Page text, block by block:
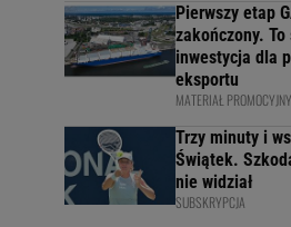
Pierwszy etap
zakończony.
inwestycja dla
eksportu
MATERIAŁ PROMOCYJNY
Trzy minuty i
Świątek.
nie widział
SUBSKRYPCJA